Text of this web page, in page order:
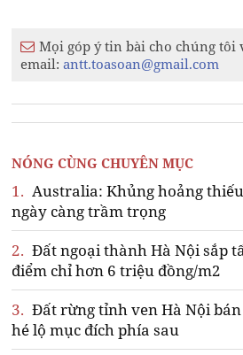
Mọi góp ý tin bài cho chúng tôi
email:antt.toasoan@gmail.com
NÓNG CÙNG CHUYÊN MỤC
1. Australia: Khủng hoảng
ngày càng trầm trọng
2. Đất ngoại thành Hà Nội sắp
điểm chỉ hơn 6 triệu đồng/m2
3. Đất rừng tỉnh ven Hà Nội
hé lộ mục đích phía sau